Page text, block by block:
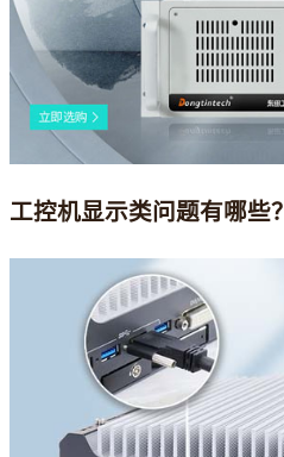
工控机显示类问题有哪些？